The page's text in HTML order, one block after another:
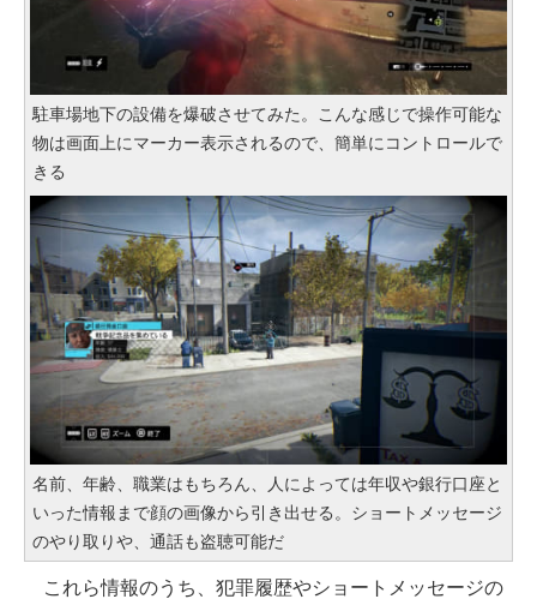
駐車場地下の設備を爆破させてみた。こんな感じで操作可能な
物は画面上にマーカー表示されるので、簡単にコントロールで
きる
名前、年齢、職業はもちろん、人によっては年収や銀行口座と
いった情報まで顔の画像から引き出せる。ショートメッセージ
のやり取りや、通話も盗聴可能だ
これら情報のうち、犯罪履歴やショートメッセージの